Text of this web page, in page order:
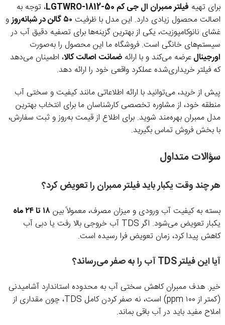
برای تهیه فیلتر ممبران ال جی کم LGTWRO-1812-50
، توجه به
اصالت محصول زیادی دارد. این مدل با ظرفیت ۵۰ گالن در شبانه‌روز
و
غشای نانوکامپوزیت، یکی از بهترین گزینه‌ها برای تصفیه دقیق آب در
سیستم‌های خانگی است. فروشگاه ما این محصول را به‌صورت
اورجینالعرضه می‌کند و با ارائه ضمانت اصالت کالا، اطمینان می‌دهد
که فیلتر خریداری‌شده عملکرد واقعی خود را ارائه دهد.
پیش از خرید، می‌توانید با ارائه اطلاعاتی مانند کیفیت و سختی آب
منطقه خود، از مشاوره تخصصی کارشناسان ما برای انتخاب بهترین
مدل ممبران بهره‌مند شوید. برای اطلاع از قیمت به‌روز و ثبت سفارش،
با بخش فروش تماس بگیرید.
سؤالات متداول
هر چند وقت یکبار باید فیلتر ممبران را تعویض کرد؟
بسته به کیفیت آب ورودی و میزان مصرف، معمولاً بین ۱۸ تا ۲۴ ماه
یکبار تعویض می‌شود. اگر TDS آب خروجی بالا رفت یا دبی آب
کاهش پیدا کرد، زمان تعویض فرا رسیده است.
آیا این فیلتر TDS آب را به صفر می‌رساند؟
خیر. هدف ممبران کاهش سختی آب به محدوده استاندارد آشامیدنی
(کمتر از ۱۰۰ ppm) است، نه صفر کردن کامل TDS، چون مقداری از
املاح مفید باید در آب باقی بماند.